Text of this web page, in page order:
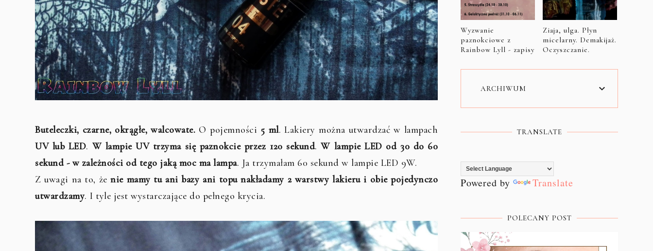
Buteleczki, czarne, okrągłe, walcowate. O pojemności 5 ml. Lakiery można utwardzać w lampach
UV lub LED. W lampie UV trzyma się paznokcie przez 120 sekund.W lampie LED od 30 do 60
sekund - w zależności od tego jaką moc ma lampa. Ja trzymałam 60 sekund w lampie LED 9W.
Z uwagi na to, żenie mamy tu ani bazy ani topu nakładamy 2 warstwy lakieru i obie pojedynczo
utwardzamy. I tyle jest wystarczające do pełnego krycia.
Wyzwanie
paznokciowe z
Rainbow Lyll - zapisy
Ziaja, ulga. Płyn
micelarny. Demakijaż.
Oczyszczanie.
ARCHIWUM
TRANSLATE
Powered by Translate
POLECANY POST